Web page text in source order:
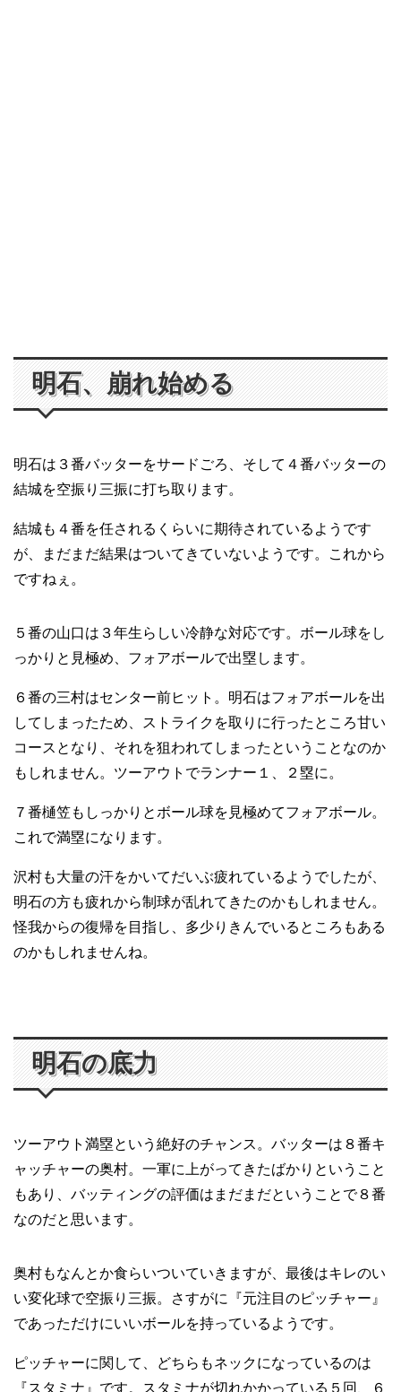
明石、崩れ始める
明石は３番バッターをサードごろ、そして４番バッターの
結城を空振り三振に打ち取ります。
結城も４番を任されるくらいに期待されているようです
が、まだまだ結果はついてきていないようです。これから
ですねぇ。
５番の山口は３年生らしい冷静な対応です。ボール球をし
っかりと見極め、フォアボールで出塁します。
６番の三村はセンター前ヒット。明石はフォアボールを出
してしまったため、ストライクを取りに行ったところ甘い
コースとなり、それを狙われてしまったということなのか
もしれません。ツーアウトでランナー１、２塁に。
７番樋笠もしっかりとボール球を見極めてフォアボール。
これで満塁になります。
沢村も大量の汗をかいてだいぶ疲れているようでしたが、
明石の方も疲れから制球が乱れてきたのかもしれません。
怪我からの復帰を目指し、多少りきんでいるところもある
のかもしれませんね。
明石の底力
ツーアウト満塁という絶好のチャンス。バッターは８番キ
ャッチャーの奥村。一軍に上がってきたばかりということ
もあり、バッティングの評価はまだまだということで８番
なのだと思います。
奥村もなんとか食らいついていきますが、最後はキレのい
い変化球で空振り三振。さすがに『元注目のピッチャー』
であっただけにいいボールを持っているようです。
ピッチャーに関して、どちらもネックになっているのは
『スタミナ』です。スタミナが切れかかっている５回、６